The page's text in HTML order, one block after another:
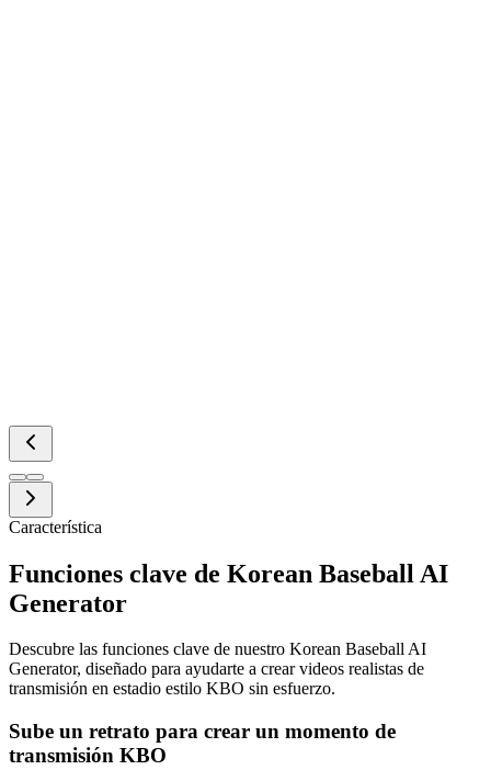
Característica
Funciones clave de Korean Baseball AI
Generator
Descubre las funciones clave de nuestro Korean Baseball AI
Generator, diseñado para ayudarte a crear videos realistas de
transmisión en estadio estilo KBO sin esfuerzo.
Sube un retrato para crear un momento de
transmisión KBO